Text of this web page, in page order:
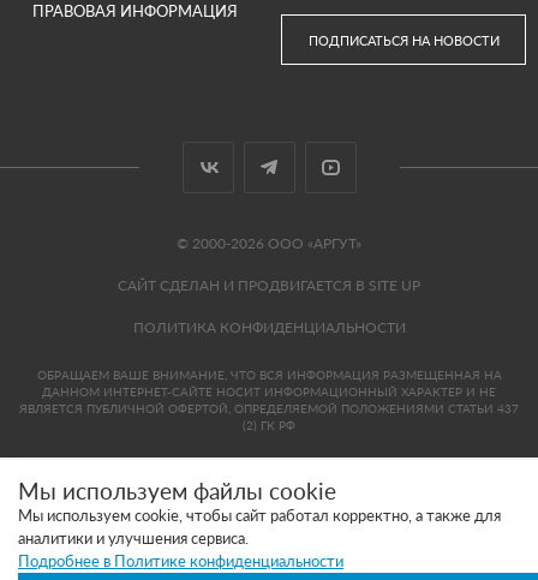
ПРАВОВАЯ ИНФОРМАЦИЯ
ПОДПИСАТЬСЯ НА НОВОСТИ
© 2000-2026 ООО «АРГУТ»
САЙТ СДЕЛАН И ПРОДВИГАЕТСЯ В SITE UP
ПОЛИТИКА КОНФИДЕНЦИАЛЬНОСТИ
ОБРАЩАЕМ ВАШЕ ВНИМАНИЕ, ЧТО ВСЯ ИНФОРМАЦИЯ РАЗМЕЩЕННАЯ НА
ДАННОМ ИНТЕРНЕТ-САЙТЕ НОСИТ ИНФОРМАЦИОННЫЙ ХАРАКТЕР И НЕ
ЯВЛЯЕТСЯ ПУБЛИЧНОЙ ОФЕРТОЙ, ОПРЕДЕЛЯЕМОЙ ПОЛОЖЕНИЯМИ СТАТЬИ 437
(2) ГК РФ
Мы используем файлы cookie
Мы используем cookie, чтобы сайт работал корректно, а также для
аналитики и улучшения сервиса.
Подробнее в Политике конфиденциальности